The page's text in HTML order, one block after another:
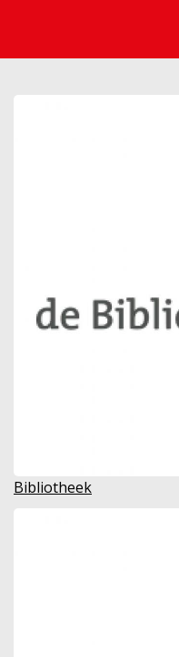
Bibliotheek